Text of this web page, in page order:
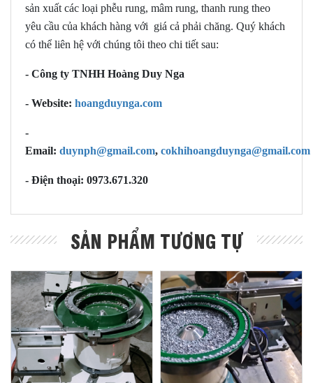
sản xuất các loại phễu rung, mâm rung, thanh rung theo
yêu cầu của khách hàng với giá cả phải chăng. Quý khách
có thể liên hệ với chúng tôi theo chi tiết sau:
- Công ty TNHH Hoàng Duy Nga
- Website: hoangduynga.com
-
Email: duynph@gmail.com, cokhihoangduynga@gmail.com
- Điện thoại: 0973.671.320
SẢN PHẨM TƯƠNG TỰ